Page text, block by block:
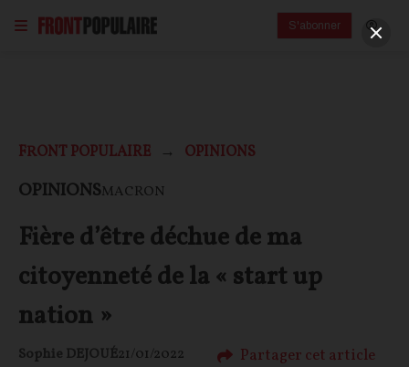
S'abonner
FRONT POPULAIRE OPINIONS
OPINIONSMACRON
Fière d’être déchue de ma
citoyenneté de la « start up
nation »
Sophie DEJOUÉ21/01/2022 Partager cet article